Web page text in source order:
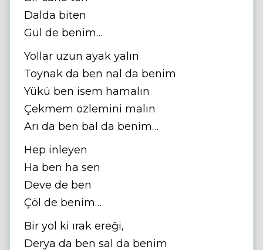
Dalda biten
Gül de benim…
Yollar uzun ayak yalın
Toynak da ben nal da benim
Yükü ben isem hamalın
Çekmem özlemini malın
Arı da ben bal da benim…
Hep inleyen
Ha ben ha sen
Deve de ben
Çöl de benim…
Bir yol ki ırak ereği,
Derya da ben sal da benim